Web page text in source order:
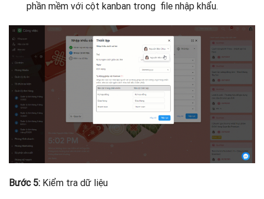
phần mềm với cột kanban trong file nhập khẩu.
Bước 5: Kiểm tra dữ liệu